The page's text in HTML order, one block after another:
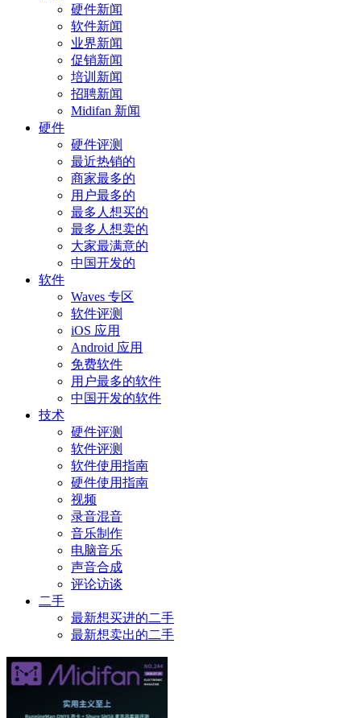
硬件新闻
软件新闻
业界新闻
促销新闻
培训新闻
招聘新闻
Midifan 新闻
硬件
硬件评测
最近热销的
商家最多的
用户最多的
最多人想买的
最多人想卖的
大家最满意的
中国开发的
软件
Waves 专区
软件评测
iOS 应用
Android 应用
免费软件
用户最多的软件
中国开发的软件
技术
硬件评测
软件评测
软件使用指南
硬件使用指南
视频
录音混音
音乐制作
电脑音乐
声音合成
评论访谈
二手
最新想买进的二手
最新想卖出的二手